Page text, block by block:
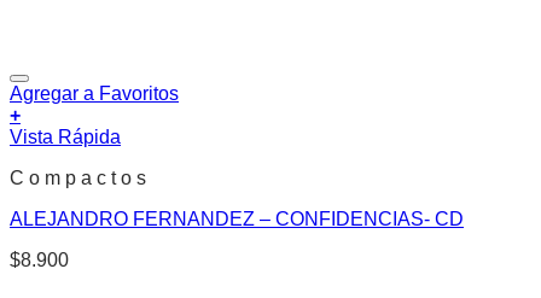
Agregar a Favoritos
+
Vista Rápida
C o m p a c t o s
ALEJANDRO FERNANDEZ – CONFIDENCIAS- CD
$8.900